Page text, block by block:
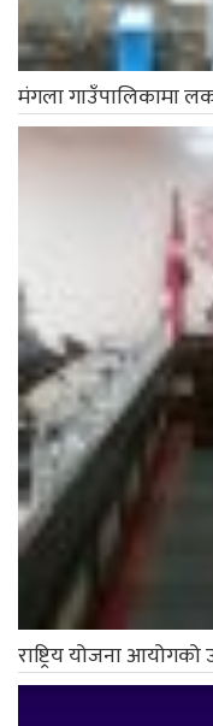
मंगला गाउँपालिकामा
राष्ट्रिय योजना